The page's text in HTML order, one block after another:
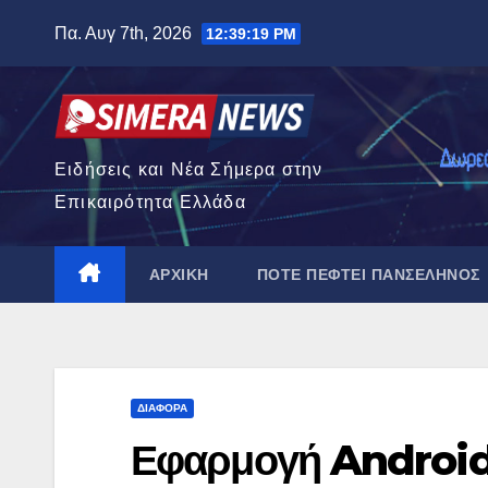
περιεχόμενο
Πα. Αυγ 7th, 2026 12:39:20 PM
Ειδήσεις και Νέα Σήμερα στην
Επικαιρότητα Ελλάδα
ΑΡΧΙΚΉ ΠΌΤΕ ΠΈΦΤΕΙ ΠΑΝΣΈΛΗΝΟΣ
ΔΙΆΦΟΡΑ
Εφαρμογή